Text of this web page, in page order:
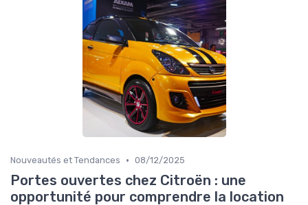
Nouveautés et Tendances • 08/12/2025
Portes ouvertes chez Citroën : une
opportunité pour comprendre la location